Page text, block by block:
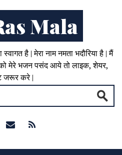
Mala
है | मेरा नाम नमता भदौरिया है | मैं
मेरे भजन पसंद आये तो लाइक, शेयर,
जरूर करे |